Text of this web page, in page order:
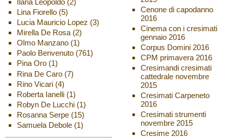
Ilaria Leopoldo(2)
Lina Fiorello(5)
Lucia Mauricio Lopez (3)
Mirella De Rosa(2)
Olmo Manzano(1)
Paolo Benvenuto(761)
Pina Oro(1)
Rina De Caro(7)
Rino Vicari(4)
Roberta Ianelli(1)
Robyn De Lucchi(1)
Rosanna Serpe(15)
Samuela Debole(1)
Cenone di capodanno
2016
Cinema con i cresimati
gennaio 2016
Corpus Domini 2016
CPM primavera 2016
Cresimandi cresimati
cattedrale novembre
2015
Cresimati Carpeneto
2016
Cresimati strumenti
novembre 2015
Cresime 2016